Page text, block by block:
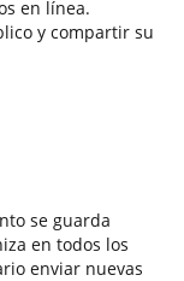
en línea.
y compartir su
se guarda
en todos los
enviar nuevas